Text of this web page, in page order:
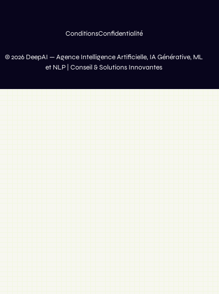
ConditionsConfidentialité
© 2026 DeepAI — Agence Intelligence Artificielle, IA Générative, ML
et NLP | Conseil & Solutions Innovantes